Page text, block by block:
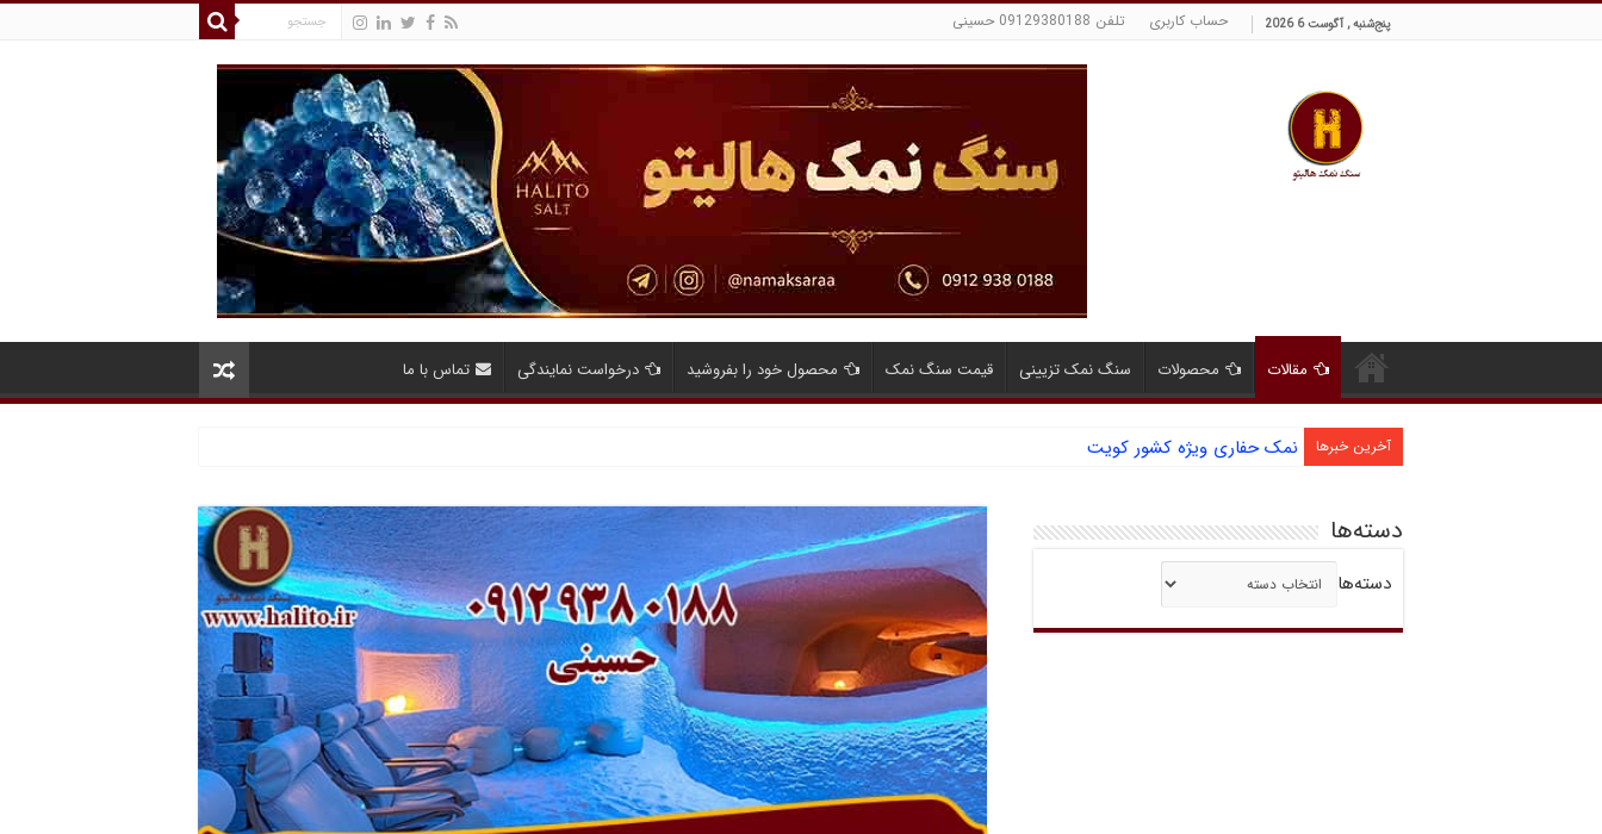
پنج‌شنبه , آگوست 6 2026 حساب کاربری تلفن 09129380188 حسینی
مقالات محصولات سنگ نمک تزیینی قیمت سنگ نمک محصول خود را بفروشید درخواست نمایندگی تماس با ما
آخرین خبرها نمک حفاری ویژه کشور کویت
آشنایی با نمک دانه شکری و مزایای صادرات نمک صنعتی
دسته‌ها
دسته‌ها